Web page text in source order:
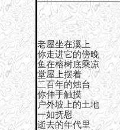
老屋坐在溪上
你走进它的傍晚
鱼在榕树底乘凉
堂屋上摆着
二百年的烛台
你伸手触摸
户外坡上的土地
一如抚慰
逝去的年代里